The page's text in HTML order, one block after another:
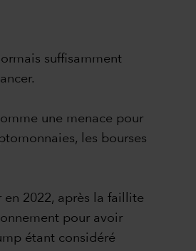
suffisamment
une menace pour
les bourses
en 2022, après la faillite
pour avoir
étant considéré